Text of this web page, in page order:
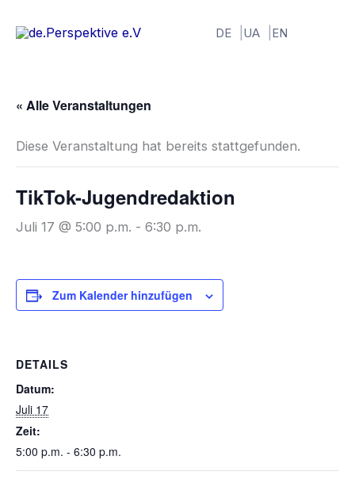
Inhalt
DE UA EN
« Alle Veranstaltungen
Diese Veranstaltung hat bereits stattgefunden.
TikTok-Jugendredaktion
Juli 17 @ 5:00 p.m. - 6:30 p.m.
Zum Kalender hinzufügen
DETAILS
Datum:
Juli 17
Zeit:
5:00 p.m. - 6:30 p.m.